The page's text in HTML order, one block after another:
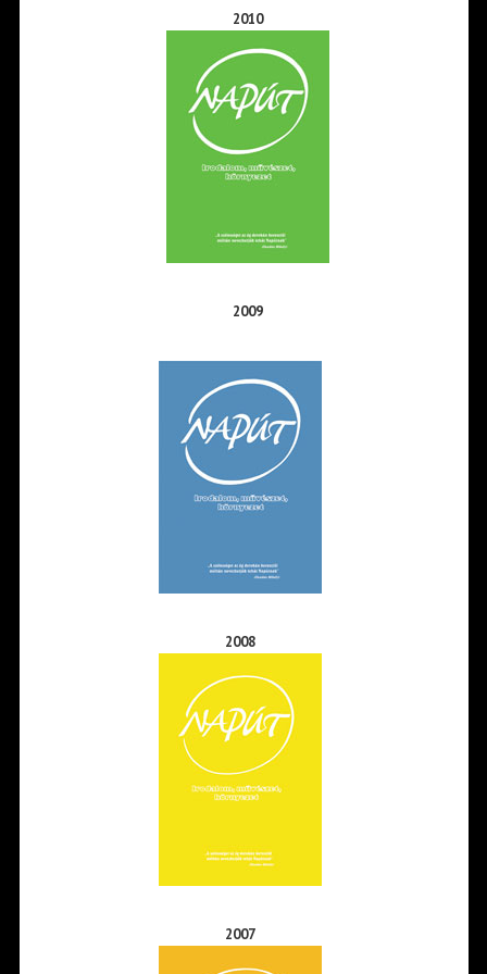
2010
2009
2008
2007